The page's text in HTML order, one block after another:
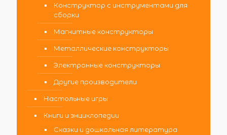
Конструктор с инструментами для
сборки
Магнитные конструкторы
Металлические конструкторы
Электронные конструкторы
Другие производители
Настольные игры
Книги и энциклопедии
Сказки и дошкольная литература